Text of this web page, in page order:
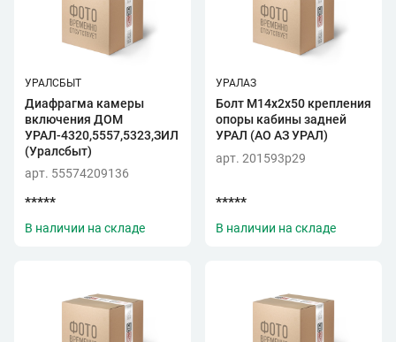
УРАЛСБЫТ
Диафрагма камеры
включения ДОМ
УРАЛ-4320,5557,5323,ЗИЛ
(Уралсбыт)
арт. 55574209136
*****
В наличии на складе
УРАЛАЗ
Болт М14х2х50 крепления
опоры кабины задней
УРАЛ (АО АЗ УРАЛ)
арт. 201593p29
*****
В наличии на складе